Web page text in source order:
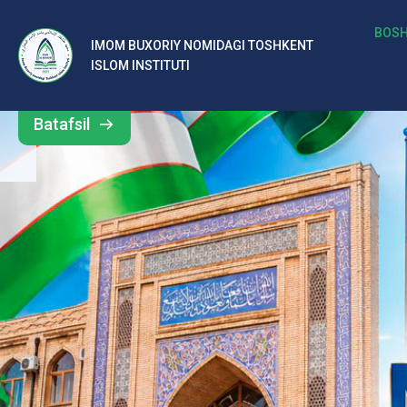
IMOM BUXORIY NOMIDAGI TOSHKENT
ISLOM INSTITUTI
b
al
ar
o‘
rt
a
si
d
Barcha
yangiliklar
Batafsil